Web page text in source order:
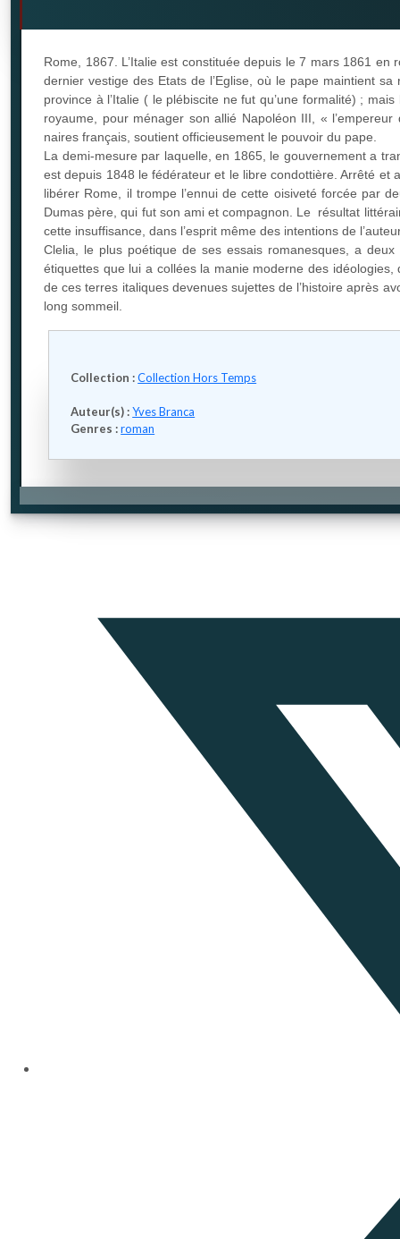
Rome, 1867. L’Italie est constituée depuis le 7 mars 1861
dernier vestige des Etats de l’Eglise, où le pape maintient
province à l’Italie ( le plébiscite ne fut qu’une formalité) ;
royaume, pour ménager son allié Napoléon III, «
naires français, soutient officieusement le pouvoir du pape.
La demi-mesure par laquelle, en 1865, le gouvernement a
est depuis 1848 le fédérateur et le libre condottière. Arrêté et
libérer Rome, il trompe l’ennui de cette oisiveté forcée par
Dumas père, qui fut son ami et compagnon. Le résultat
cette insuffisance, dans l’esprit même des intentions de
Clelia, le plus poétique de ses essais romanesques, a
étiquettes que lui a collées la manie moderne des
de ces terres italiques devenues sujettes de l’histoire après
long sommeil.
Collection :Collection Hors Temps
Auteur(s) :Yves Branca
Genres :roman